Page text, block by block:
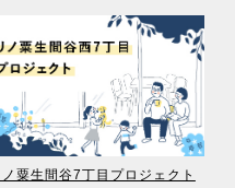
ノ粟生間谷7丁目プロジェクト